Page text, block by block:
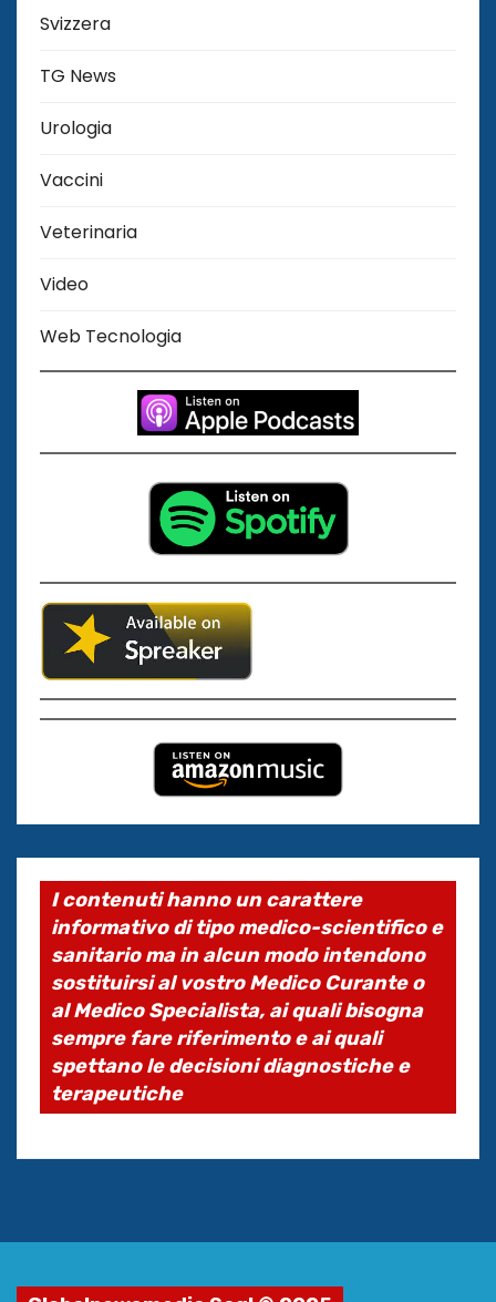
Svizzera
TG News
Urologia
Vaccini
Veterinaria
Video
Web Tecnologia
I contenuti hanno un carattere
informativo di tipo medico-scientifico e
sanitario ma in alcun modo intendono
sostituirsi al vostro Medico Curante o
al Medico Specialista, ai quali bisogna
sempre fare riferimento e ai quali
spettano le decisioni diagnostiche e
terapeutiche